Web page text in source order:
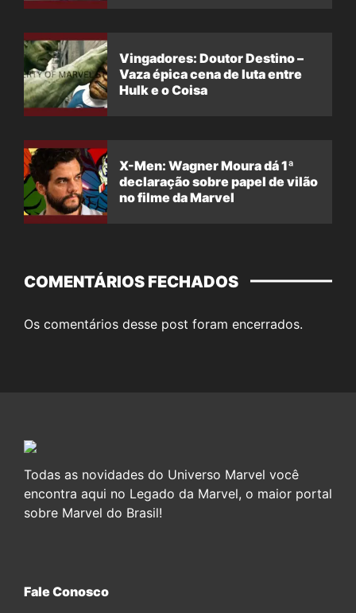
Vingadores: Doutor Destino –
Vaza épica cena de luta entre
Hulk e o Coisa
X-Men: Wagner Moura dá 1ª
declaração sobre papel de vilão
no filme da Marvel
COMENTÁRIOS FECHADOS
Os comentários desse post foram encerrados.
Todas as novidades do Universo Marvel você
encontra aqui no Legado da Marvel, o maior portal
sobre Marvel do Brasil!
Fale Conosco